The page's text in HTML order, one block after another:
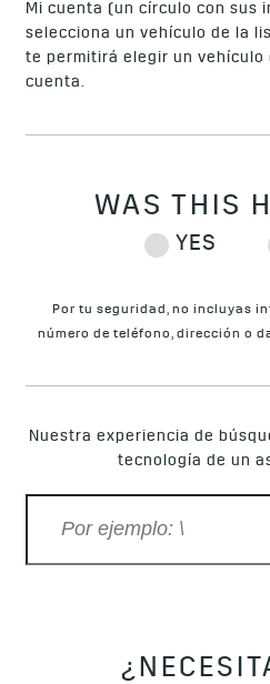
Mi cuenta (un círculo con sus
selecciona un vehículo de la
te permitirá elegir un
cuenta.
Por tu seguridad, no incluyas
número de teléfono, dirección o
Nuestra experiencia de
tecnología de un